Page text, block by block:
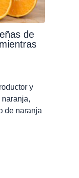
de
y
de naranja